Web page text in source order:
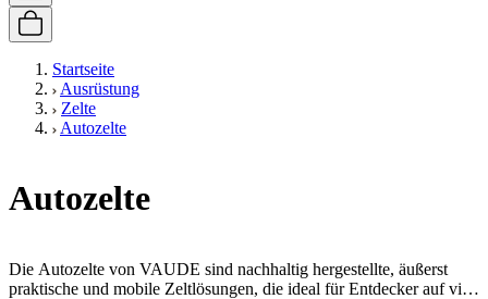
Startseite
Ausrüstung
Zelte
Autozelte
Autozelte
Die Autozelte von VAUDE sind nachhaltig hergestellte, äußerst
praktische und mobile Zeltlösungen, die ideal für Entdecker auf vier